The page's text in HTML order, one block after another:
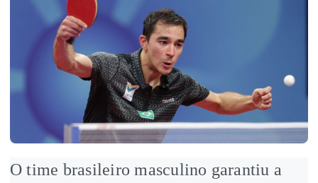
O time brasileiro masculino garantiu a